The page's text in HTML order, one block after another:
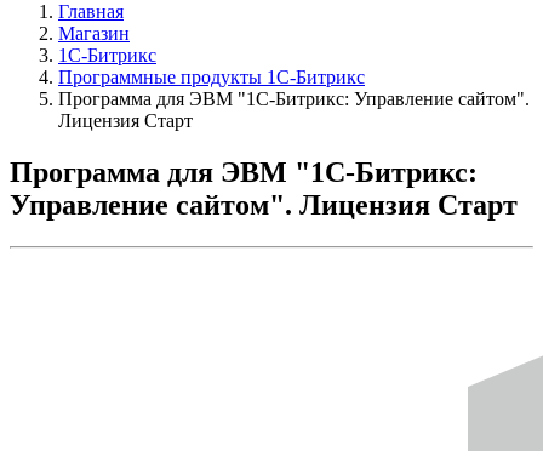
Главная
Магазин
1С-Битрикс
Программные продукты 1С-Битрикс
Программа для ЭВМ "1С-Битрикс: Управление сайтом".
Лицензия Старт
Программа для ЭВМ "1С-Битрикс:
Управление сайтом". Лицензия Старт